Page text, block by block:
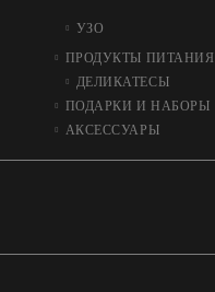
УЗО
ПРОДУКТЫ ПИТАНИЯ
ДЕЛИКАТЕСЫ
ПОДАРКИ И НАБОРЫ
АКСЕССУАРЫ